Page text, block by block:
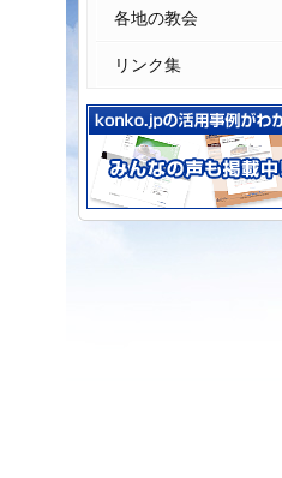
各地の教会
リンク集